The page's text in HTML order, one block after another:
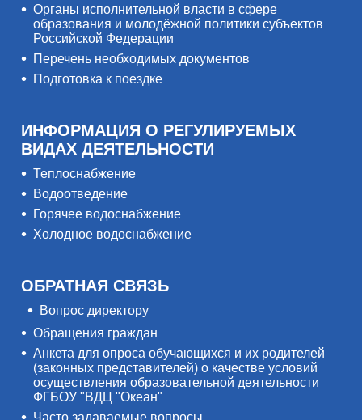
Органы исполнительной власти в сфере
образования и молодёжной политики субъектов
Российской Федерации
Перечень необходимых документов
Подготовка к поездке
ИНФОРМАЦИЯ О РЕГУЛИРУЕМЫХ
ВИДАХ ДЕЯТЕЛЬНОСТИ
Теплоснабжение
Водоотведение
Горячее водоснабжение
Холодное водоснабжение
ОБРАТНАЯ СВЯЗЬ
Вопрос директору
Обращения граждан
Анкета для опроса обучающихся и их родителей
(законных представителей) о качестве условий
осуществления образовательной деятельности
ФГБОУ "ВДЦ "Океан"